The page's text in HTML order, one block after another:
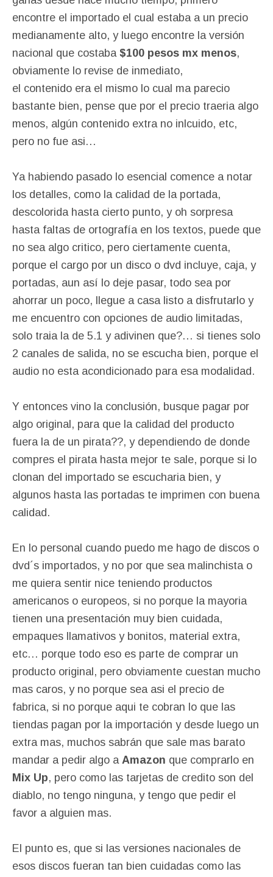
encontre el importado el cual estaba a un precio
medianamente alto, y luego encontre la versión
nacional que costaba $100 pesos mx menos,
obviamente lo revise de inmediato,
el contenido era el mismo lo cual ma parecio
bastante bien, pense que por el precio traeria algo
menos, algún contenido extra no inlcuido, etc,
pero no fue asi…
Ya habiendo pasado lo esencial comence a notar
los detalles, como la calidad de la portada,
descolorida hasta cierto punto, y oh sorpresa
hasta faltas de ortografía en los textos, puede que
no sea algo critico, pero ciertamente cuenta,
porque el cargo por un disco o dvd incluye, caja, y
portadas, aun así lo deje pasar, todo sea por
ahorrar un poco, llegue a casa listo a disfrutarlo y
me encuentro con opciones de audio limitadas,
solo traia la de 5.1 y adivinen que?… si tienes solo
2 canales de salida, no se escucha bien, porque el
audio no esta acondicionado para esa modalidad.
Y entonces vino la conclusión, busque pagar por
algo original, para que la calidad del producto
fuera la de un pirata??, y dependiendo de donde
compres el pirata hasta mejor te sale, porque si lo
clonan del importado se escucharia bien, y
algunos hasta las portadas te imprimen con buena
calidad.
En lo personal cuando puedo me hago de discos o
dvd´s importados, y no por que sea malinchista o
me quiera sentir nice teniendo productos
americanos o europeos, si no porque la mayoria
tienen una presentación muy bien cuidada,
empaques llamativos y bonitos, material extra,
etc… porque todo eso es parte de comprar un
producto original, pero obviamente cuestan mucho
mas caros, y no porque sea asi el precio de
fabrica, si no porque aqui te cobran lo que las
tiendas pagan por la importación y desde luego un
extra mas, muchos sabrán que sale mas barato
mandar a pedir algo a Amazon que comprarlo en
Mix Up, pero como las tarjetas de credito son del
diablo, no tengo ninguna, y tengo que pedir el
favor a alguien mas.
El punto es, que si las versiones nacionales de
esos discos fueran tan bien cuidadas como las